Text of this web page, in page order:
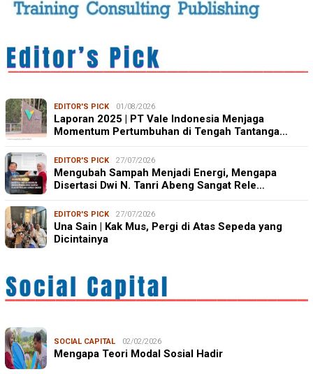
EDITOR'S PICK 01/08/2026
Laporan 2025 | PT Vale Indonesia Menjaga
Momentum Pertumbuhan di Tengah Tantanga…
EDITOR'S PICK 27/07/2026
Mengubah Sampah Menjadi Energi, Mengapa
Disertasi Dwi N. Tanri Abeng Sangat Rele…
EDITOR'S PICK 27/07/2026
Una Sain | Kak Mus, Pergi di Atas Sepeda yang
Dicintainya
SOCIAL CAPITAL 02/02/2026
Mengapa Teori Modal Sosial Hadir